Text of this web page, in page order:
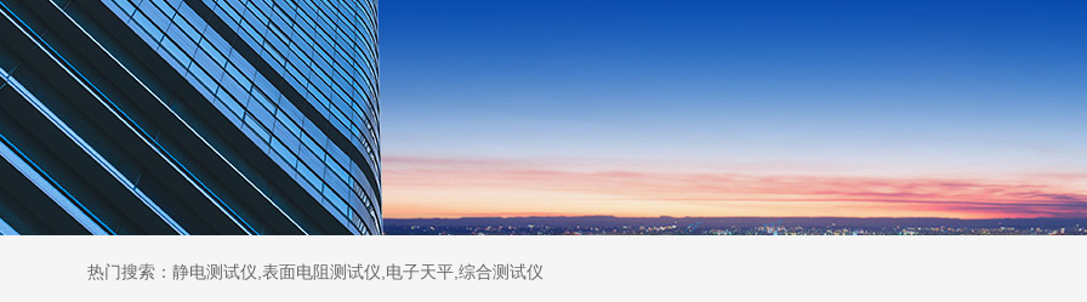
热门搜索：静电测试仪,表面电阻测试仪,电子天平,综合测试仪